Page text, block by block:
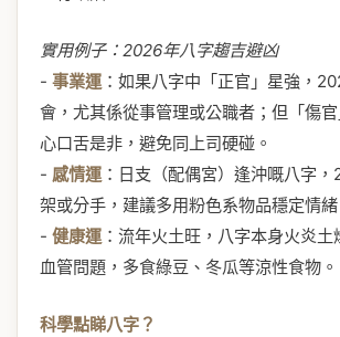
實用例子：2026年八字趨吉避凶
- 事業運 ：如果八字中「正官」星強，
會，尤其係從事管理或公職者；但「傷
心口舌是非，避免同上司硬碰。
- 感情運 ：日支（配偶宮）逢沖嘅八字
架或分手，建議多用粉色系物品穩定情緒
- 健康運 ：流年火土旺，八字本身火炎
血管問題，多食綠豆、冬瓜等涼性食物。
科學點睇八字？